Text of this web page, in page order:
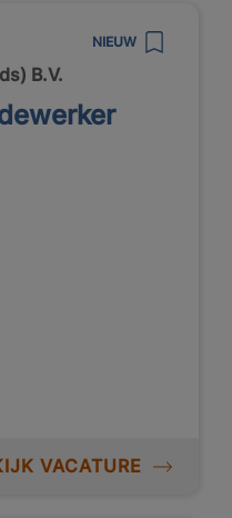
NIEUW
B.V.
VACATURE